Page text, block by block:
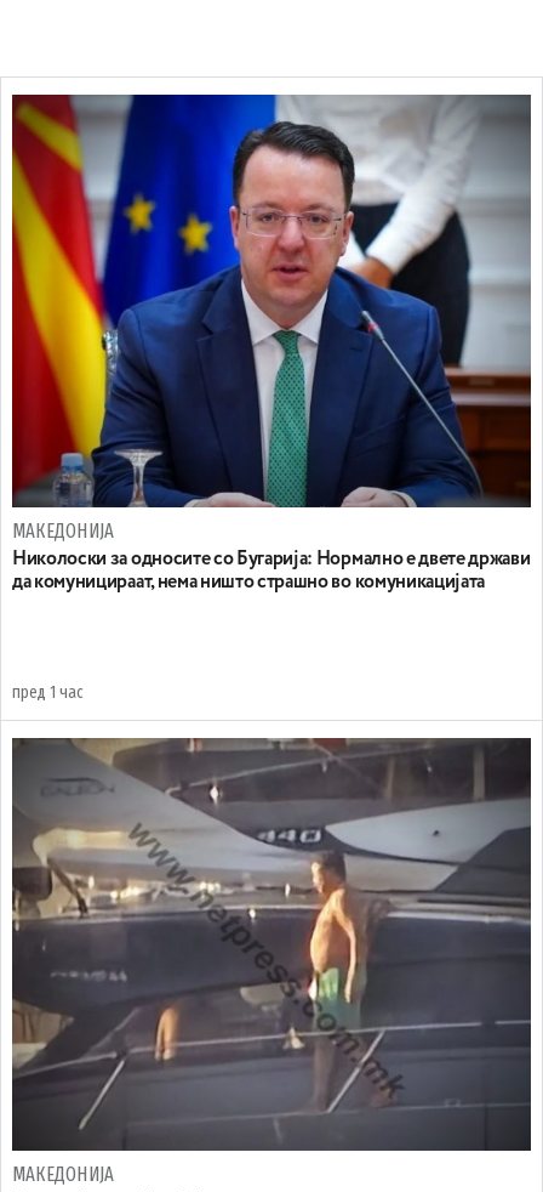
МАКЕДОНИЈА
Николоски за односите со Бугарија: Нормално е двете држави
да комуницираат, нема ништо страшно во комуникацијата
пред 1 час
МАКЕДОНИЈА